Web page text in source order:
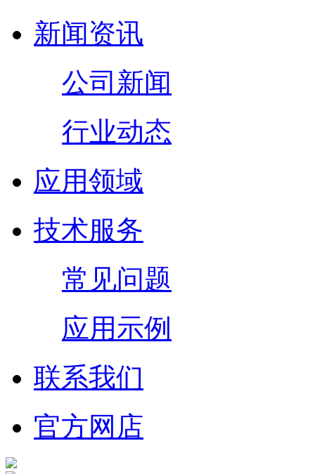
新闻资讯
公司新闻
行业动态
应用领域
技术服务
常见问题
应用示例
联系我们
官方网店